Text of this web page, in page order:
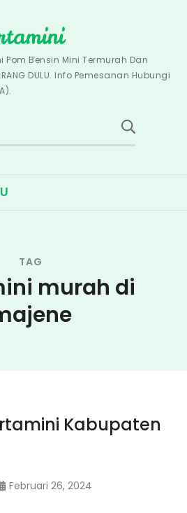
Pom Bensin Mini Termurah Dan
DULU. Info Pemesanan Hubungi
TAG
murah di
Kabupaten
Februari 26, 2024